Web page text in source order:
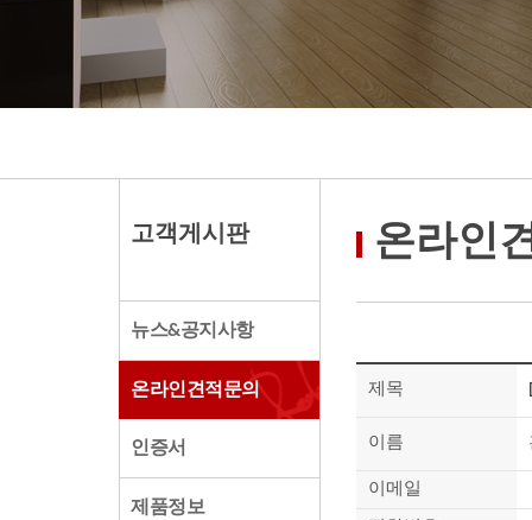
고객게시판
뉴스&공지사항
온라인견적문의
인증서
제품정보
온라인
제목
이름
이메일